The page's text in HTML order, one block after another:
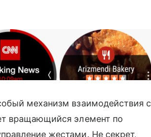
механизм взаимодействия с
вращающийся элемент по
жестами. Не секрет,